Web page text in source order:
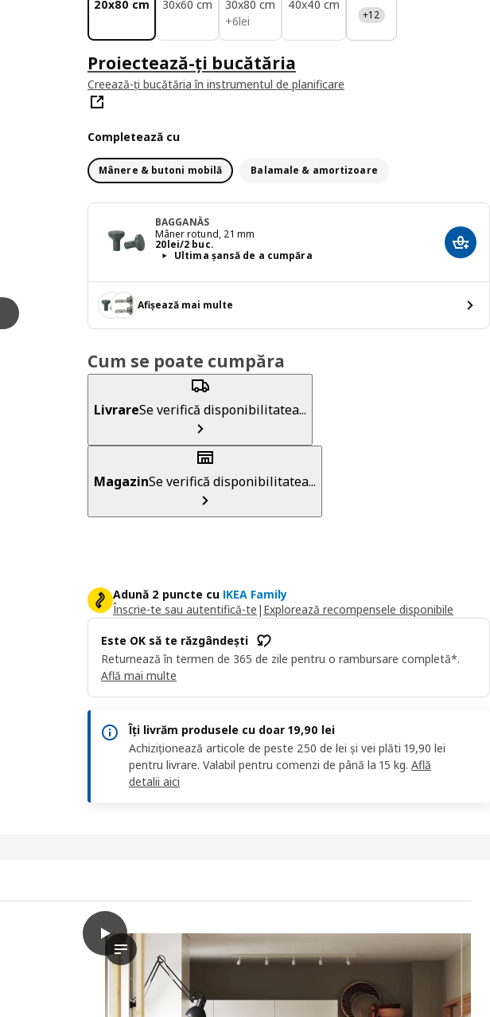
20x80 cm 30x60 cm
30x80 cm
+6lei
6lei
40x40 cm
+12
Proiectează-ți bucătăria
Creează-ți bucătăria în instrumentul de planificare
Completează cu
Mânere & butoni mobilă Balamale & amortizoare
BAGGANÄS
Mâner rotund, 21 mm
20lei/2 buc.
Preț 20lei/2 buc.
Ultima șansă de a cumpăra
Afișează mai multe
Cum se poate cumpăra
LivrareSe verifică disponibilitatea...
MagazinSe verifică disponibilitatea...
Adună 2 puncte cu IKEA Family
Înscrie-te sau autentifică-te | Explorează recompensele disponibile
Este OK să te răzgândești
Returnează în termen de 365 de zile pentru o rambursare completă*.
Află mai multe
Îți livrăm produsele cu doar 19,90 lei
Achiziționează articole de peste 250 de lei și vei plăti 19,90 lei
pentru livrare. Valabil pentru comenzi de până la 15 kg. Află
detalii aici
play
În videoclip, este prezentată o demonstrație a ușii VEDDINGE. Ușa
VEDDINGE Uşă, alb, 20x80 cm